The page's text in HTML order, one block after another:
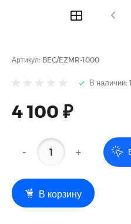
Артикул: BEC/EZMR-1000
В наличии:
4 100 ₽
- +
В корзину